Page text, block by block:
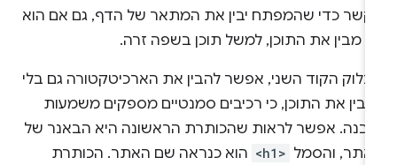
כדי שהמפתח יבין את המתאר של הדף, גם אם הוא
מבין את התוכן, למשל תוכן בשפה זרה.
הקוד השני, אפשר להבין את הארכיטקטורה גם בלי
את התוכן, כי רכיבים סמנטיים מספקים משמעות
אפשר לראות שהכותרת הראשונה היא הבאנר של
והסמל <h1> הוא כנראה שם האתר. הכותרת